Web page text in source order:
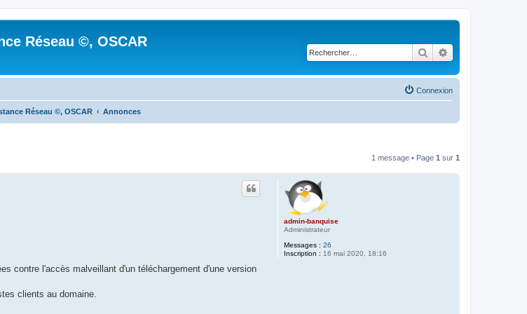
Réseau ©, OSCAR
Rechercher
Connexion
Réseau ©, OSCAR Annonces
1 message • Page 1 sur 1
admin-banquise
Administrateur
Messages : 26
Inscription : 16 mai 2020, 18:16
contre l'accès malveillant d'un téléchargement d'une version
clients au domaine.